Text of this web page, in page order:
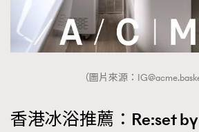
（圖片來源：
香港冰浴推薦：Re:set